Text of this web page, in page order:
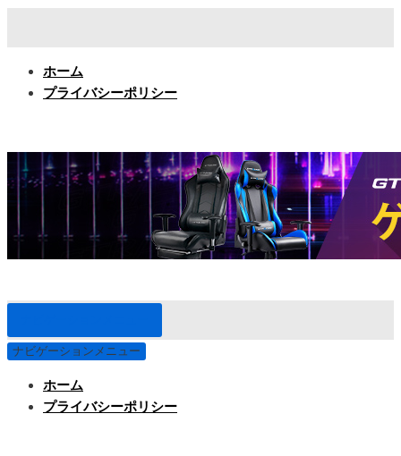
ホーム
プライバシーポリシー
ナビゲーションメニュー
ホーム
プライバシーポリシー